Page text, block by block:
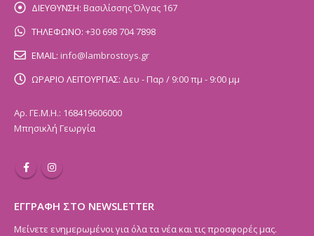
ΔΙΕΥΘΥΝΣΗ: Βασιλίσσης Όλγας 167
ΤΗΛΕΦΩΝΟ: +30 698 704 7898
EMAIL: info@lambrostoys.gr
ΩΡΑΡΙΟ ΛΕΙΤΟΥΡΓΙΑΣ: Δευ - Παρ / 9:00 πμ - 9:00 μμ
Αρ. ΓΕ.Μ.Η.: 168419606000
Μπησικλή Γεωργία
ΕΓΓΡΑΦΗ ΣΤΟ NEWSLETTER
Μείνετε ενημερωμένοι για όλα τα νέα και τις προσφορές μας.